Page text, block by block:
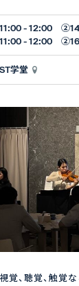
- 12:00
- 12:00
学堂
覚、聴覚、触覚